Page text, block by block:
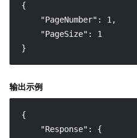
{
    "PageNumber": 1,
    "PageSize": 1
}
输出示例
{
"Response" :
{